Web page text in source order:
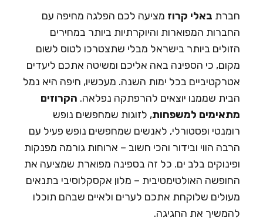
באלי קרוזמציעה לכם הפלגה מחיפה עם
המפוארות והיוקרתיות ביותר במחירים
ביותר בישראל מבלי שתצטרכו לטוס לשום
כי הספינה באה אליכם ומשיטה אתכם ליעדים
בכל ימות השנה. מעכשיו, חיפה היא נמל
שממנו יוצאים להרפתקה נפלאה.הקרוזים
למשפחות, לזוגות שמחפשיםנופש
ופסטורלי,לאנשים שמחפשיםנופש פעילעם
הווי ובידור והכי חשוב – ארוחות גורמה מפנקות
בלב ים. כל זה בספינה מפוארת שמציעה את
האולטימטיבית – מלון אקסקלוסיבי בתנאים
שלוקחת אתכם לערים ולאיים שבהם תוכלו
את החגיגה.